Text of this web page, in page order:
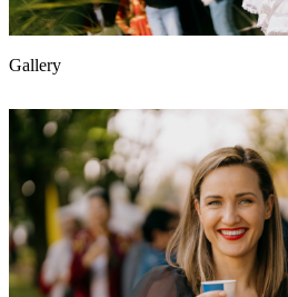
Gallery